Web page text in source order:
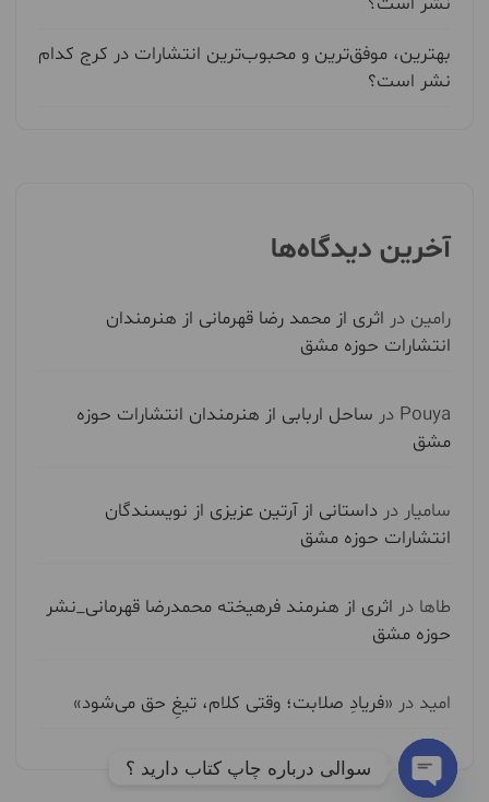
بهترین، موفق‌ترین و محبوب‌ترین انتشارات در کرج کدام
نشر است؟
آخرین دیدگاه‌ها
رامین در اثری از محمد رضا قهرمانی از هنرمندان
انتشارات حوزه مشق
Pouya در ساحل اربابی از هنرمندان انتشارات حوزه
مشق
سامیار در داستانی از آرتین عزیزی از نویسندگان
انتشارات حوزه مشق
طاها در اثری از هنرمند فرهیخته محمدرضا قهرمانی_نشر
حوزه مشق
امید در «فریادِ صلابت؛ وقتی کلام، تیغِ حق می‌شود»
سوالی درباره چاپ کتاب دارید ؟